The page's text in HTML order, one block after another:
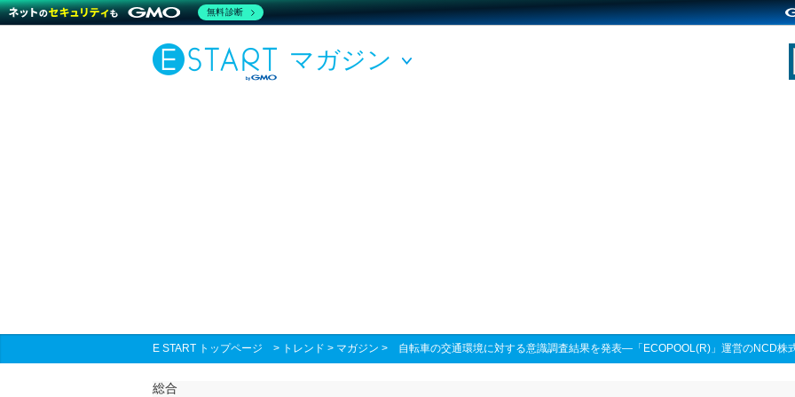
マガジン
E START トップページ > トレンド > マガジン > 自転車の交通環境に対する意識調査結果を発表―「ECOPOOL(R)」運営のNCD株
総合
無料診断